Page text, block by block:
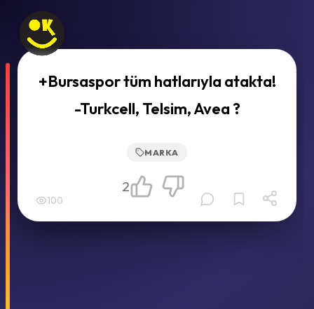
+Bursaspor tüm hatlarıyla atakta!
-Turkcell, Telsim, Avea ?
MARKA
100
2